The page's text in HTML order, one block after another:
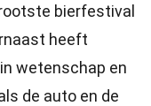
bierfestival
heeft
wetenschap en
de auto en de